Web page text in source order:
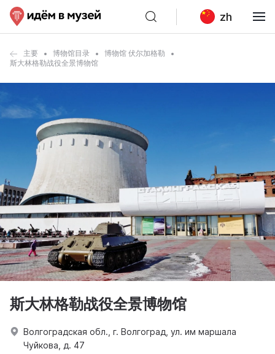
zh
主要 博物馆目录
博物馆 伏尔加格勒
斯大林格勒战役全景博物馆
斯大林格勒战役全景博物馆
Волгоградская обл., г. Волгоград, ул. им маршала
Чуйкова, д. 47